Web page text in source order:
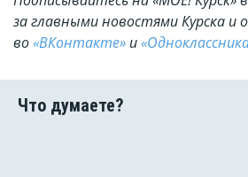
за главными новостями Курска и
во«ВКонтакте» и